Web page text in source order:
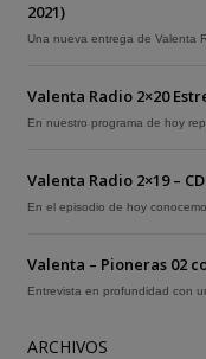
2021)
Una nueva entrega de Valenta
Valenta Radio 2×20
En nuestro programa de hoy
Valenta Radio 2×19 –
En el episodio de hoy
Valenta – Pioneras 02
Entrevista en profundidad con
ARCHIVOS